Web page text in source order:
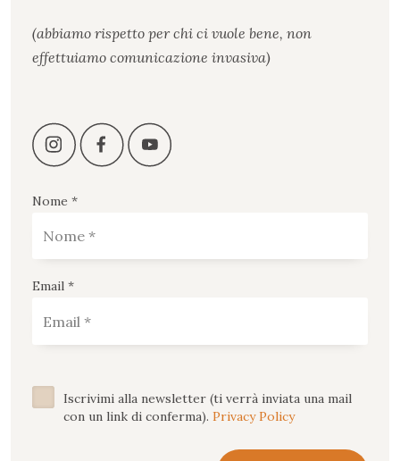
(abbiamo rispetto per chi ci vuole bene, non
effettuiamo comunicazione invasiva)
Nome *
Email *
Iscrivimi alla newsletter (ti verrà inviata una mail
con un link di conferma). Privacy Policy